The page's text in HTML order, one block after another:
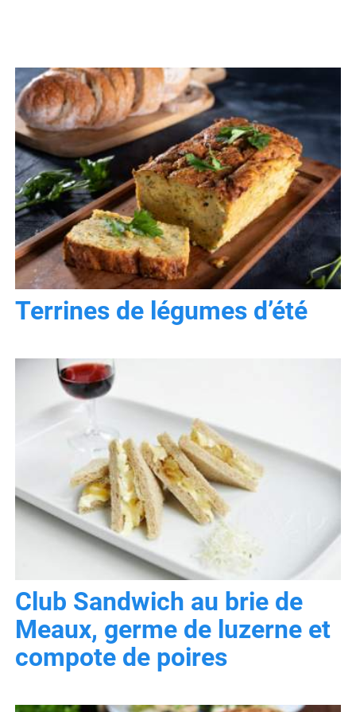
Terrines de légumes d’été
Club Sandwich au brie de
Meaux, germe de luzerne et
compote de poires